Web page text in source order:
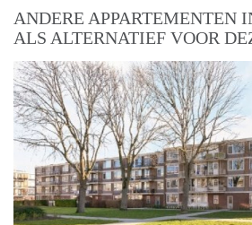
ANDERE APPARTEMENTEN
ALS ALTERNATIEF VOOR